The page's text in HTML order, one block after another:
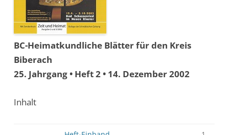
BC-Heimatkundliche Blätter für den Kreis
Biberach
25. Jahrgang • Heft 2 • 14. Dezember 2002
Inhalt